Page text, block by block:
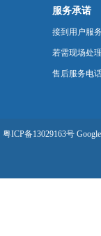
服务承诺
接到用户服
若需现场处
售后服务电
粤ICP备13029163号